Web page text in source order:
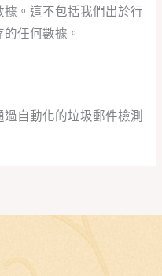
。這不包括我們出於行
任何數據。
自動化的垃圾郵件檢測